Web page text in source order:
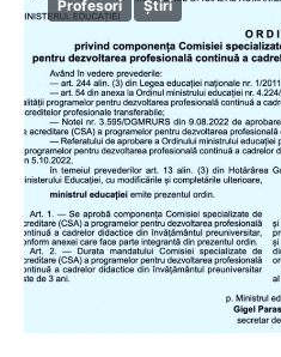
Profesori Știri